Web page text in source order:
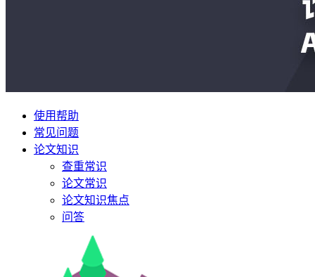
使用帮助
常见问题
论文知识
查重常识
论文常识
论文知识焦点
问答